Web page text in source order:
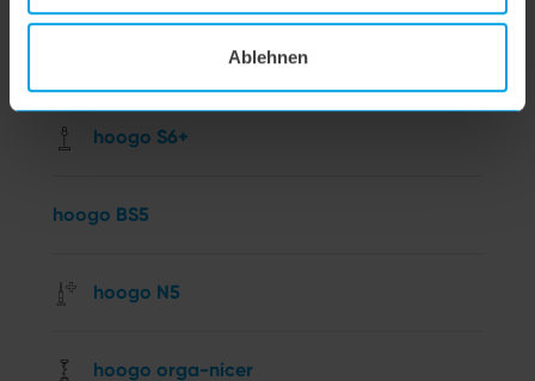
Ablehnen
hoogo S6+
hoogo BS5
hoogo N5
hoogo orga-nicer